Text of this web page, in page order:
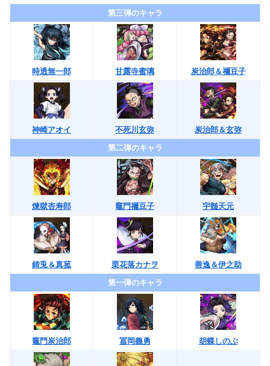
第三弾のキャラ
時透無一郎 甘露寺蜜璃 炭治郎＆禰豆子
神崎アオイ 不死川玄弥
炭治郎＆玄弥
第二弾のキャラ
煉獄杏寿郎 竈門禰豆子 宇髄天元
錆兎＆真菰 栗花落カナヲ
善逸＆伊之助
第一弾のキャラ
竈門炭治郎 冨岡義勇 胡蝶しのぶ